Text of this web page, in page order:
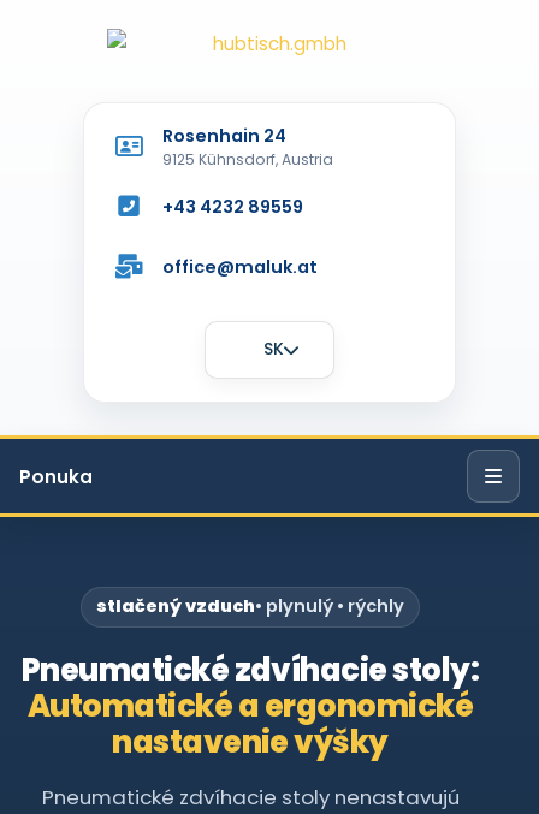
Rosenhain 24
9125 Kühnsdorf, Austria
+43 4232 89559
office@maluk.at
SK
Ponuka
stlačený vzduch• plynulý • rýchly
Pneumatické zdvíhacie stoly:
Automatické a ergonomické
nastavenie výšky
Pneumatické zdvíhacie stoly nenastavujú